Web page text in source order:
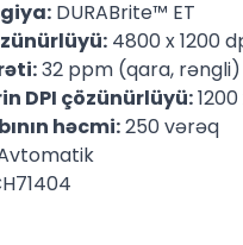
DURABrite™ ET
4800 x 1200
32 ppm (qara, rəngli)
DPI çözünürlüyü:
həcmi:250 vərəq